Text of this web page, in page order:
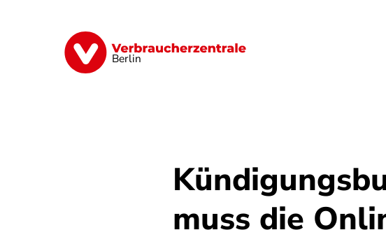
Berlin
Finanzen Digitales Lebensmittel
muss die